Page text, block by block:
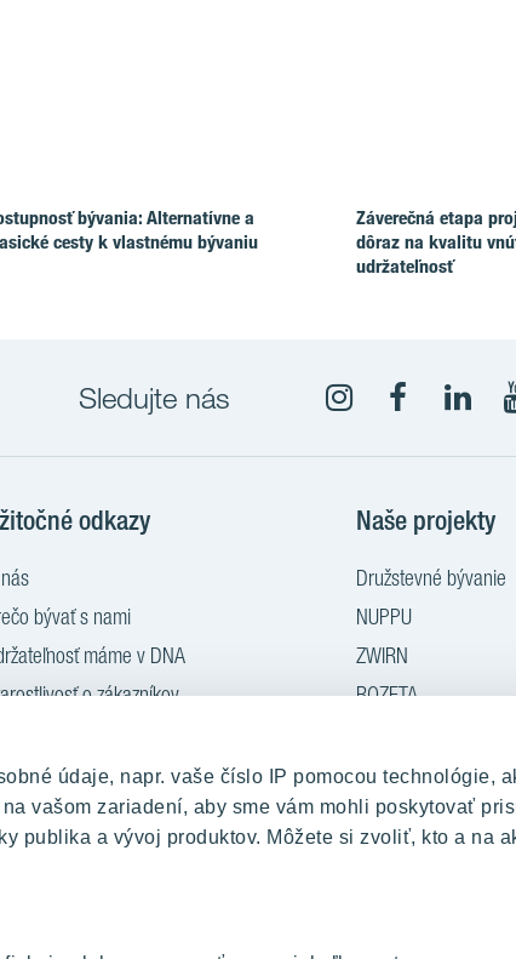
údaje, napr. vaše číslo IP pomocou technológie,
vašom zariadení, aby sme vám mohli poskytovať
publika a vývoj produktov. Môžete si zvoliť, kto a na
bývania: Alternatívne a
cesty k vlastnému bývaniu
Záverečná etapa
dôraz na kvalitu
udržateľnosť
Sledujte nás
odkazy
bývať s nami
máme v DNA
o zákazníkov
Starý za nový
zariadenia bytu
a médiá
Naše projekty
Družstevné bývanie
NUPPU
ZWIRN
ROZETA
ZWIRN OFFICE
Pradiareň 1900